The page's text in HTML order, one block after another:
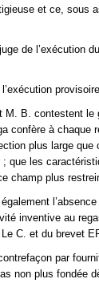
et ce, sous
de l’exécution
M. B. contestent le
confère à chaque
plus large que
; que les
champ plus
inventive au
Le C. et du brevet
par
non plus fondée